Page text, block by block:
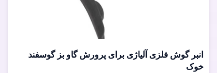
انبر گوش فلزی آلیاژی برای پرورش گاو بز گوسفند
خوک